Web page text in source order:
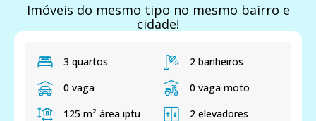
Imóveis do mesmo tipo no mesmo bairro e
cidade!
3 quartos
2 banheiros
0 vaga
0 vaga moto
125 m² área iptu 2 elevadores